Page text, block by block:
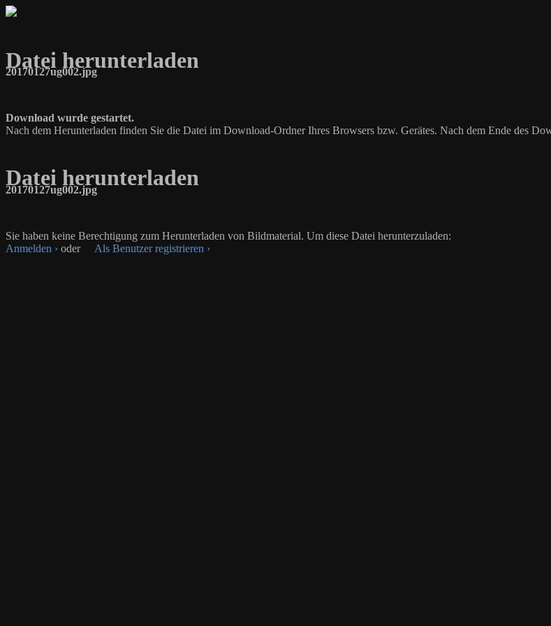
Datei herunterladen
20170127ug002.jpg
Download wurde gestartet.
Nach dem Herunterladen finden Sie die Datei im Download-Ordner Ihres Browsers bzw. Gerätes. Nach dem Ende des
Datei herunterladen
20170127ug002.jpg
Sie haben keine Berechtigung zum Herunterladen von Bildmaterial. Um diese Datei herunterzuladen:
Anmelden › oder Als Benutzer registrieren ›